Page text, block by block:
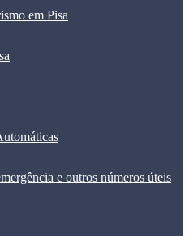
em Pisa
e outros números úteis